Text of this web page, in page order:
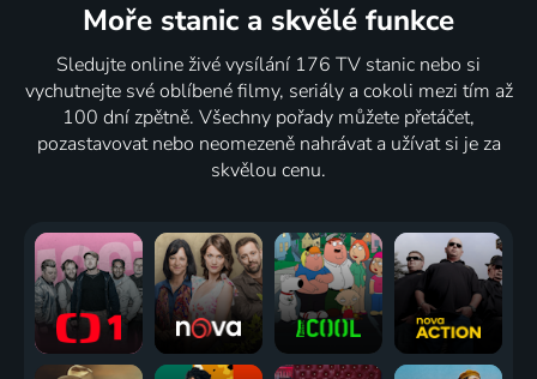
Moře stanic a skvělé funkce
Sledujte online živé vysílání 176 TV stanic nebo si
vychutnejte své oblíbené filmy, seriály a cokoli mezi tím až
100 dní zpětně. Všechny pořady můžete přetáčet,
pozastavovat nebo neomezeně nahrávat a užívat si je za
skvělou cenu.